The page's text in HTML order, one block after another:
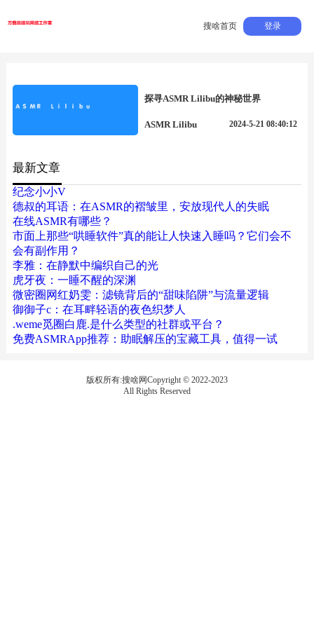
搜啥首页 登录
探寻ASMR Lilibu的神秘世界
ASMR Lilibu 2024-5-21 08:40:12
最新文章
纪念小小V
德叔的耳语：在ASMR的褶皱里，安放现代人的失眠
在线ASMR有哪些？
市面上那些“哄睡软件”真的能让人快速入睡吗？它们会不
会有副作用？
李雅：在静默中编织自己的光
虎牙夜：一睡不醒的深渊
微密圈网红奶雯：滤镜背后的“甜味陷阱”与流量逻辑
御御子c：在耳畔轻语的夜色织梦人
.weme觅圈白鹿.是什么类型的社群或平台？
免费ASMRApp推荐：助眠解压的宝藏工具，值得一试
版权所有:搜啥网Copyright © 2022-2023
All Rights Reserved